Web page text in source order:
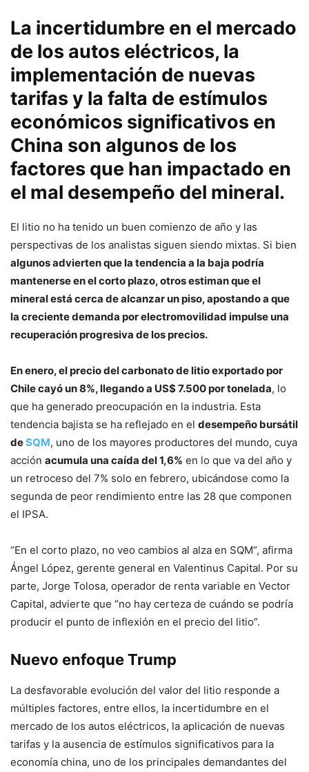
La incertidumbre en el mercado
de los autos eléctricos, la
implementación de nuevas
tarifas y la falta de estímulos
económicos significativos en
China son algunos de los
factores que han impactado en
el mal desempeño del mineral.
El litio no ha tenido un buen comienzo de año y las
perspectivas de los analistas siguen siendo mixtas. Si bien
algunos advierten que la tendencia a la baja podría
mantenerse en el corto plazo, otros estiman que el
mineral está cerca de alcanzar un piso, apostando a que
la creciente demanda por electromovilidad impulse una
recuperación progresiva de los precios.
En enero, el precio del carbonato de litio exportado por
Chile cayó un 8%, llegando a US$ 7.500 por tonelada, lo
que ha generado preocupación en la industria. Esta
tendencia bajista se ha reflejado en el desempeño bursátil
deSQM, uno de los mayores productores del mundo, cuya
acción acumula una caída del 1,6% en lo que va del año y
un retroceso del 7% solo en febrero, ubicándose como la
segunda de peor rendimiento entre las 28 que componen
el IPSA.
“En el corto plazo, no veo cambios al alza en SQM”, afirma
Ángel López, gerente general en Valentinus Capital. Por su
parte, Jorge Tolosa, operador de renta variable en Vector
Capital, advierte que “no hay certeza de cuándo se podría
producir el punto de inflexión en el precio del litio”.
Nuevo enfoque Trump
La desfavorable evolución del valor del litio responde a
múltiples factores, entre ellos, la incertidumbre en el
mercado de los autos eléctricos, la aplicación de nuevas
tarifas y la ausencia de estímulos significativos para la
economía china, uno de los principales demandantes del